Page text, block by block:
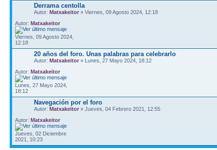
Derrama centolla
Autor: Matxakeitor » Viernes, 09 Agosto 2024, 12:18
Autor: Matxakeitor
Viernes, 09 Agosto 2024,
12:18
20 años del foro. Unas palabras para celebrarlo
Autor: Matxakeitor » Lunes, 27 Mayo 2024, 18:12
Autor: Matxakeitor
Lunes, 27 Mayo 2024,
18:12
Navegación por el foro
Autor: Matxakeitor » Jueves, 04 Febrero 2021, 12:55
Autor: Matxakeitor
Jueves, 02 Diciembre
2021, 10:23